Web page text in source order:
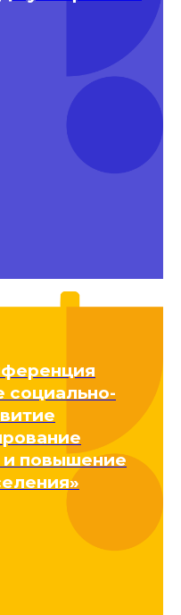
социально-
повышение